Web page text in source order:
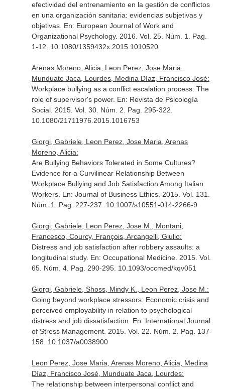
efectividad del entrenamiento en la gestión de conflictos
en una organización sanitaria: evidencias subjetivas y
objetivas. En: European Journal of Work and
Organizational Psychology. 2016. Vol. 25. Núm. 1. Pag.
1-12. 10.1080/1359432x.2015.1010520
Arenas Moreno, Alicia, Leon Perez, Jose Maria,
Munduate Jaca, Lourdes, Medina Díaz, Francisco José:
Workplace bullying as a conflict escalation process: The
role of supervisor's power. En: Revista de Psicología
Social. 2015. Vol. 30. Núm. 2. Pag. 295-322.
10.1080/21711976.2015.1016753
Giorgi, Gabriele, Leon Perez, Jose Maria, Arenas
Moreno, Alicia:
Are Bullying Behaviors Tolerated in Some Cultures?
Evidence for a Curvilinear Relationship Between
Workplace Bullying and Job Satisfaction Among Italian
Workers. En: Journal of Business Ethics. 2015. Vol. 131.
Núm. 1. Pag. 227-237. 10.1007/s10551-014-2266-9
Giorgi, Gabriele, Leon Perez, Jose M., Montani,
Francesco, Courcy, François, Arcangelli, Giulio:
Distress and job satisfaction after robbery assaults: a
longitudinal study. En: Occupational Medicine. 2015. Vol.
65. Núm. 4. Pag. 290-295. 10.1093/occmed/kqv051
Giorgi, Gabriele, Shoss, Mindy K., Leon Perez, Jose M.:
Going beyond workplace stressors: Economic crisis and
perceived employability in relation to psychological
distress and job dissatisfaction. En: International Journal
of Stress Management. 2015. Vol. 22. Núm. 2. Pag. 137-
158. 10.1037/a0038900
Leon Perez, Jose Maria, Arenas Moreno, Alicia, Medina
Díaz, Francisco José, Munduate Jaca, Lourdes:
The relationship between interpersonal conflict and